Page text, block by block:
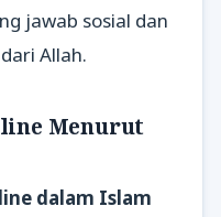
jawab sosial dan
Allah.
Menurut
dalam Islam